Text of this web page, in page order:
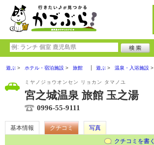
遊ぶ ホテル・宿泊施設 旅館 遊ぶ 温泉・入浴施設
ミヤノジョウオンセン リョカン タマノユ
宮之城温泉 旅館 玉之湯
0996-55-9111
基本情報 クチコミ
写真
クチコミを書く